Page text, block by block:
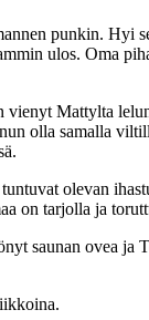
punkin.
ulos. Oma
Mattylta
olla samalla
olevan
on tarjolla ja
saunan ovea